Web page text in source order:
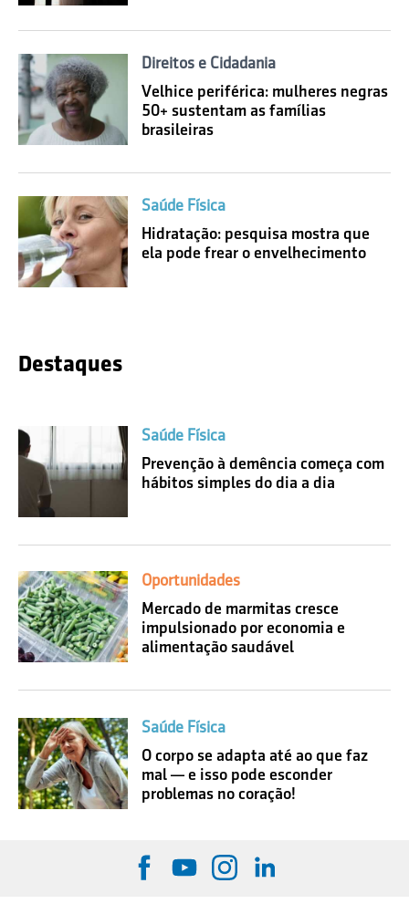
Direitos e Cidadania
Velhice periférica: mulheres negras
50+ sustentam as famílias
brasileiras
Saúde Física
Hidratação: pesquisa mostra que
ela pode frear o envelhecimento
Destaques
Saúde Física
Prevenção à demência começa com
hábitos simples do dia a dia
Oportunidades
Mercado de marmitas cresce
impulsionado por economia e
alimentação saudável
Saúde Física
O corpo se adapta até ao que faz
mal — e isso pode esconder
problemas no coração!